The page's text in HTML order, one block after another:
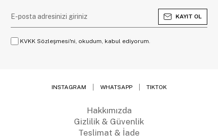
KAYIT OL
KVKK Sözleşmesi'ni, okudum, kabul ediyorum.
INSTAGRAM WHATSAPP TIKTOK
Hakkımızda
Gizlilik & Güvenlik
Teslimat & İade